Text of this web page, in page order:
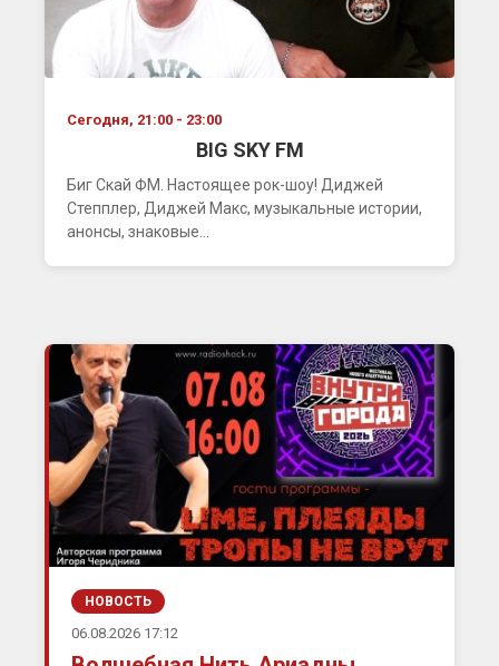
Сегодня, 21:00 - 23:00
BIG SKY FM
Биг Скай ФМ. Настоящее рок-шоу! Диджей
Степплер, Диджей Макс, музыкальные истории,
анонсы, знаковые...
НОВОСТЬ
06.08.2026 17:12